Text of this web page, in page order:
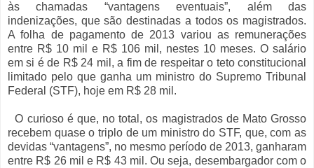
às chamadas “vantagens eventuais”, além das
indenizações, que são destinadas a todos os magistrados.
A folha de pagamento de 2013 variou as remunerações
entre R$ 10 mil e R$ 106 mil, nestes 10 meses. O salário
em si é de R$ 24 mil, a fim de respeitar o teto constitucional
limitado pelo que ganha um ministro do Supremo Tribunal
Federal (STF), hoje em R$ 28 mil.
O curioso é que, no total, os magistrados de Mato Grosso
recebem quase o triplo de um ministro do STF, que, com as
devidas “vantagens”, no mesmo período de 2013, ganharam
entre R$ 26 mil e R$ 43 mil. Ou seja, desembargador com o